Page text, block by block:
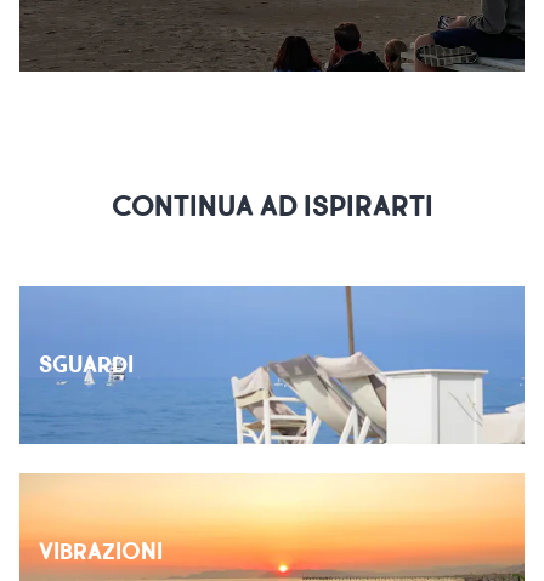
CONTINUA AD ISPIRARTI
SGUARDI
VIBRAZIONI